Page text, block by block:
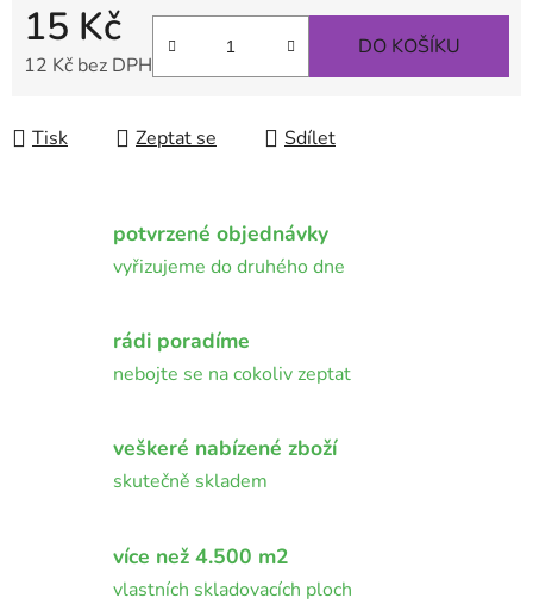
15 Kč
12 Kč bez DPH
DO KOŠÍKU
Tisk Zeptat se Sdílet
potvrzené objednávky
vyřizujeme do druhého dne
rádi poradíme
nebojte se na cokoliv zeptat
veškeré nabízené zboží
skutečně skladem
více než 4.500 m2
vlastních skladovacích ploch